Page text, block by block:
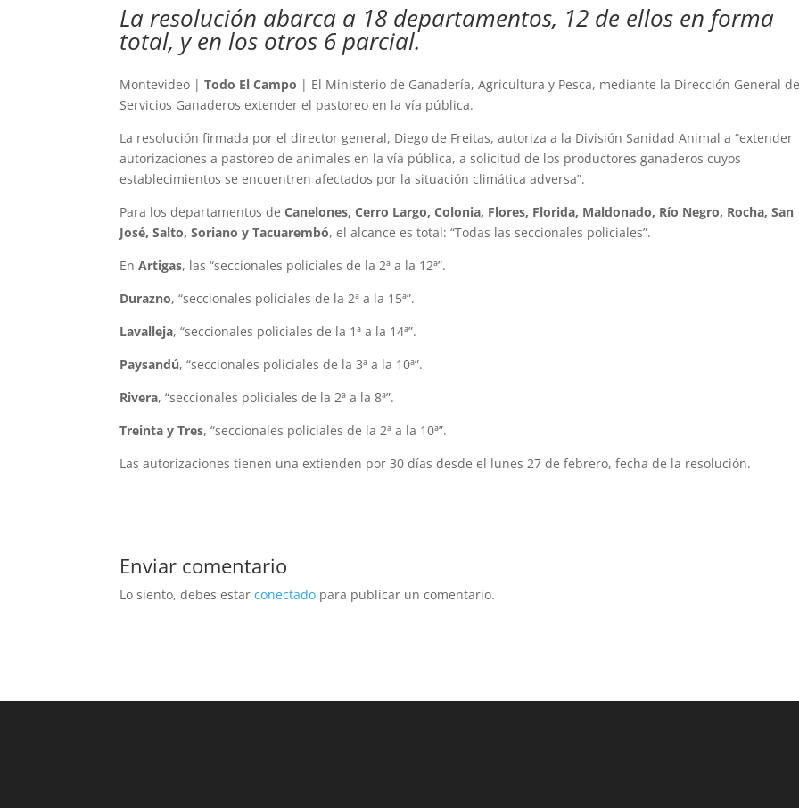
La resolución abarca a 18 departamentos, 12 de ellos en forma
total, y en los otros 6 parcial.
Montevideo |Todo El Campo | El Ministerio de Ganadería, Agricultura y Pesca, mediante la Dirección General
Servicios Ganaderos extender el pastoreo en la vía pública.
La resolución firmada por el director general, Diego de Freitas, autoriza a la División Sanidad Animal a “extender
autorizaciones a pastoreo de animales en la vía pública, a solicitud de los productores ganaderos cuyos
establecimientos se encuentren afectados por la situación climática adversa”.
Para los departamentos deCanelones, Cerro Largo, Colonia, Flores, Florida, Maldonado, Río Negro, Rocha, San
José, Salto, Soriano y Tacuarembó, el alcance es total: “Todas las seccionales policiales”.
EnArtigas, las “seccionales policiales de la 2ª a la 12ª”.
Durazno, “seccionales policiales de la 2ª a la 15ª”.
Lavalleja, “seccionales policiales de la 1ª a la 14ª”.
Paysandú, “seccionales policiales de la 3ª a la 10ª”.
Rivera, “seccionales policiales de la 2ª a la 8ª”.
Treinta y Tres, “seccionales policiales de la 2ª a la 10ª”.
Las autorizaciones tienen una extienden por 30 días desde el lunes 27 de febrero, fecha de la resolución.
Enviar comentario
Lo siento, debes estarconectado para publicar un comentario.